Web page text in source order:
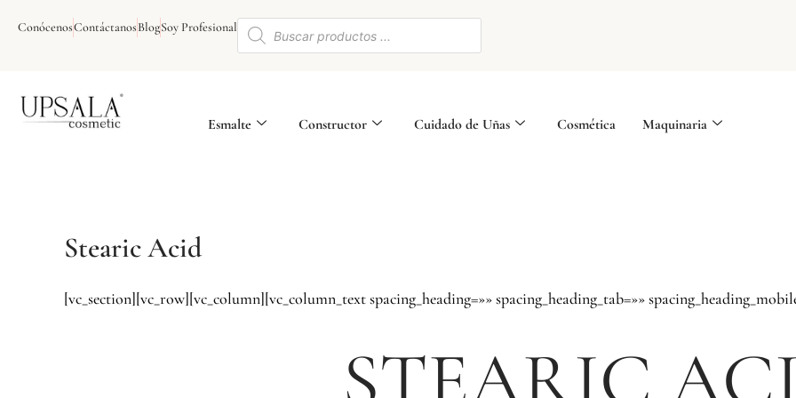
ConócenosContáctanosBlogSoy Profesional Búsqueda
Esmalte Constructor Cuidado de Uñas Cosmética Maquinaria
Stearic Acid
[vc_section][vc_row][vc_column][vc_column_text spacing_heading=»» spacing_heading_tab=»»